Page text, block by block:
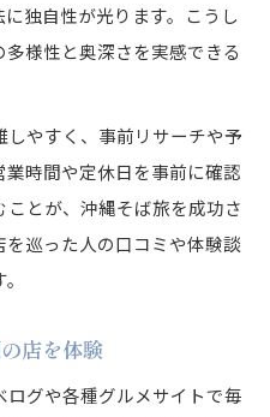
独自性が光ります。こうし
様性と奥深さを実感できる
やすく、事前リサーチや予
時間や定休日を事前に確認
とが、沖縄そば旅を成功さ
巡った人の口コミや体験談
店を体験
グや各種グルメサイトで毎